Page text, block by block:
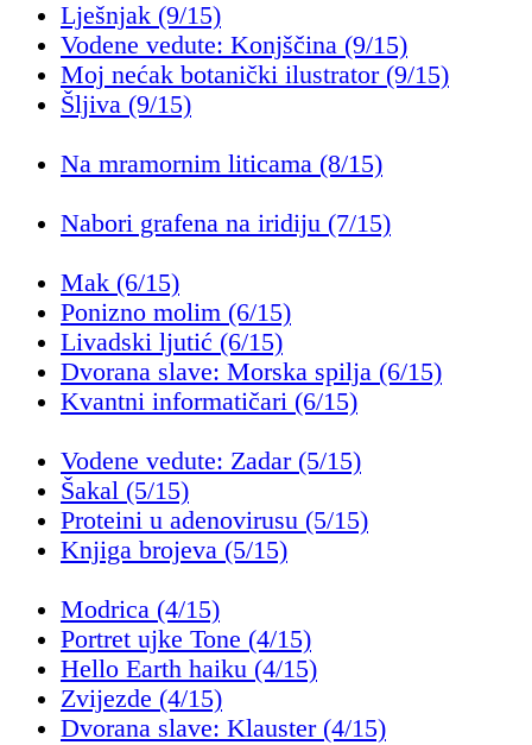
Lješnjak (9/15)
Vodene vedute: Konjščina (9/15)
Moj nećak botanički ilustrator (9/15)
Šljiva (9/15)
Na mramornim liticama (8/15)
Nabori grafena na iridiju (7/15)
Mak (6/15)
Ponizno molim (6/15)
Livadski ljutić (6/15)
Dvorana slave: Morska spilja (6/15)
Kvantni informatičari (6/15)
Vodene vedute: Zadar (5/15)
Šakal (5/15)
Proteini u adenovirusu (5/15)
Knjiga brojeva (5/15)
Modrica (4/15)
Portret ujke Tone (4/15)
Hello Earth haiku (4/15)
Zvijezde (4/15)
Dvorana slave: Klauster (4/15)